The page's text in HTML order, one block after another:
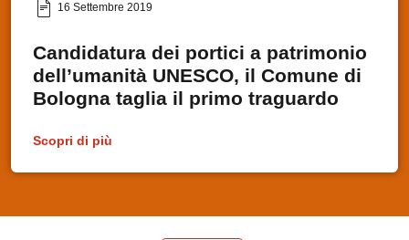
16 Settembre 2019
Candidatura dei portici a patrimonio
dell’umanità UNESCO, il Comune di
Bologna taglia il primo traguardo
Scopri di più